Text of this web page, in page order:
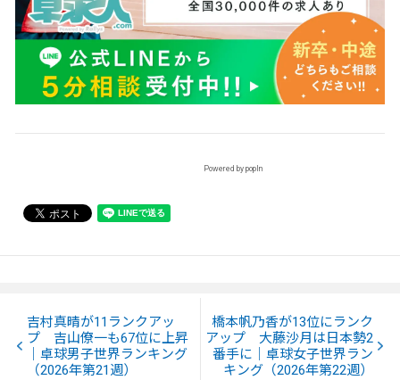
Powered by popIn
吉村真晴が11ランクアッ
プ 吉山僚一も67位に上昇
｜卓球男子世界ランキング
（2026年第21週）
橋本帆乃香が13位にランク
アップ 大藤沙月は日本勢2
番手に｜卓球女子世界ラン
キング（2026年第22週）